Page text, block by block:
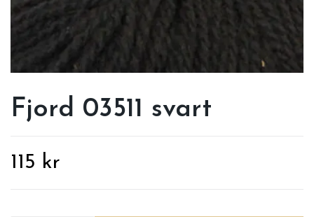
Fjord 03511 svart
115 kr